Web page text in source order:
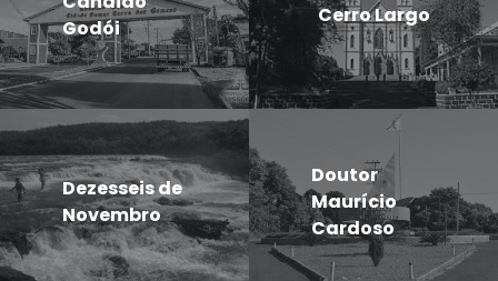
Godói
Cerro Largo
Dezesseis de
Novembro
Doutor
Maurício
Cardoso